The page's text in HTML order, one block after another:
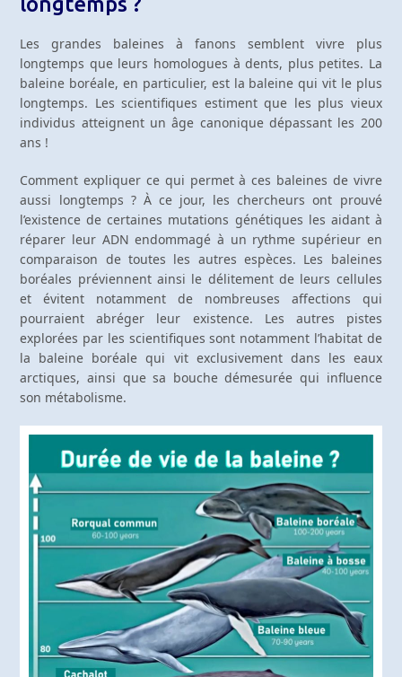
Les grandes baleines à fanons semblent vivre plus
longtemps que leurs homologues à dents, plus petites. La
baleine boréale, en particulier, est la baleine qui vit le plus
longtemps. Les scientifiques estiment que les plus vieux
individus atteignent un âge canonique dépassant les 200
ans !
Comment expliquer ce qui permet à ces baleines de vivre
aussi longtemps ? À ce jour, les chercheurs ont prouvé
l’existence de certaines mutations génétiques les aidant à
réparer leur ADN endommagé à un rythme supérieur en
comparaison de toutes les autres espèces. Les baleines
boréales préviennent ainsi le délitement de leurs cellules
et évitent notamment de nombreuses affections qui
pourraient abréger leur existence. Les autres pistes
explorées par les scientifiques sont notamment l’habitat de
la baleine boréale qui vit exclusivement dans les eaux
arctiques, ainsi que sa bouche démesurée qui influence
son métabolisme.